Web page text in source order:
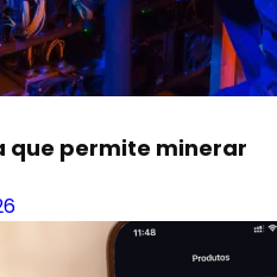
que permite minerar